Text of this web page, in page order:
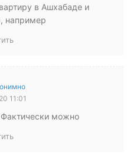
в Ашхабаде и
например
11:01
можно